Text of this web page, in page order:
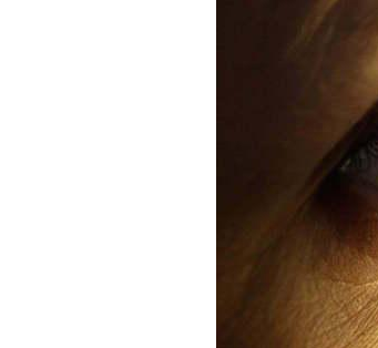
Les troubles
modifient
Mon enfant
sensible ou
très